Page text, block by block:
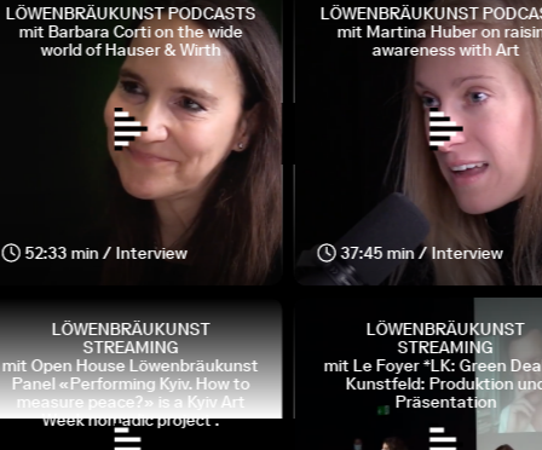
LÖWENBRÄUKUNST PODCASTS
mit Barbara Corti on the wide
world of Hauser & Wirth
52:33 min / Interview
LÖWENBRÄUKUNST
mit Martina Huber on
awareness with Art
37:45 min / Interview
LÖWENBRÄUKUNST
STREAMING
mit Open House Löwenbräukunst
Panel «Performing Kyiv. How to
measure peace?» is a Kyiv Art
Week nomadic project .
LÖWENBRÄUKUNST
STREAMING
mit Le Foyer *LK: Green
Kunstfeld: Produktion und
Präsentation